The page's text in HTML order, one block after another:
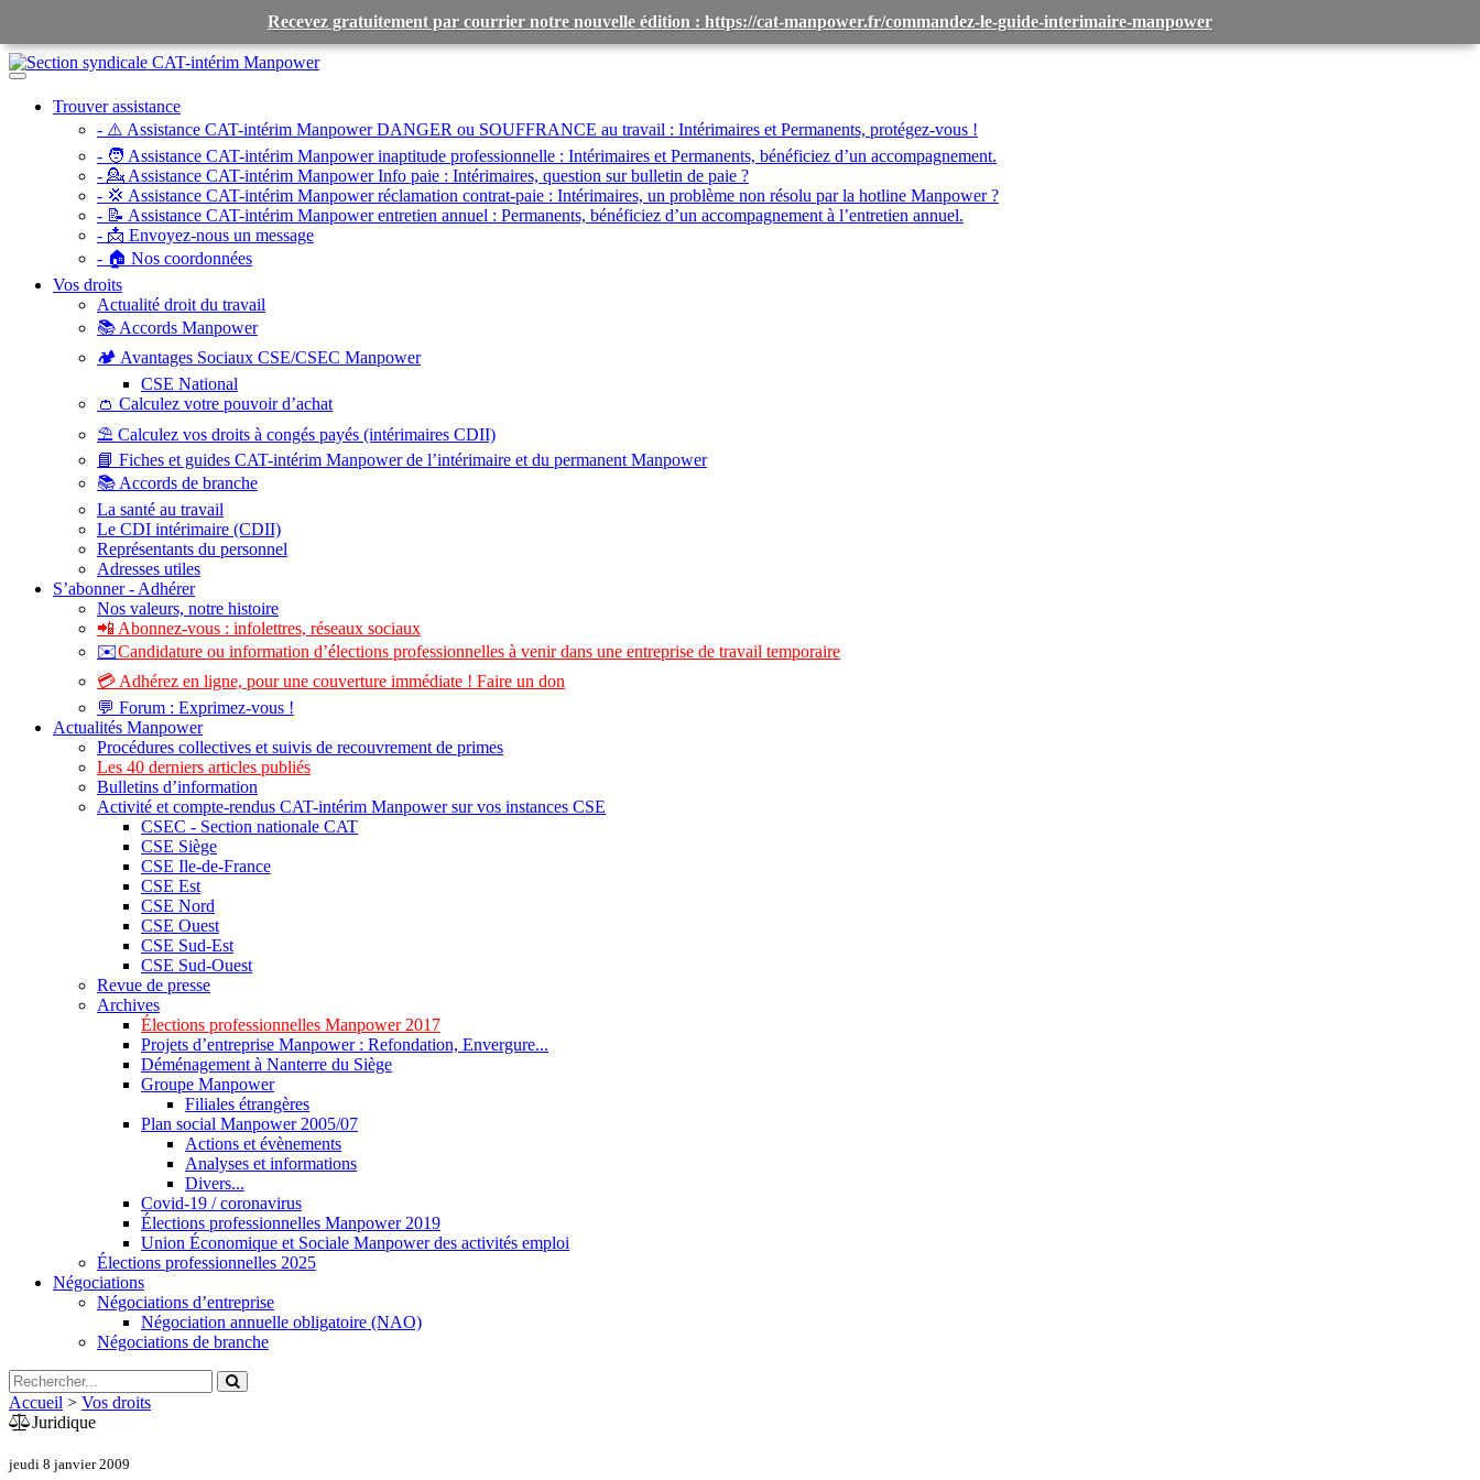
Toggle
navigationTrouver assistance
- ⚠️ Assistance CAT-intérim Manpower DANGER ou SOUFFRANCE au travail : Intérimaires et Permanents, protégez-vous !
- 🧑 Assistance CAT-intérim Manpower inaptitude professionnelle : Intérimaires et Permanents, bénéficiez d’un accompagnement.
- 💁 Assistance CAT-intérim Manpower Info paie : Intérimaires, question sur bulletin de paie ?
- 💢 Assistance CAT-intérim Manpower réclamation contrat-paie : Intérimaires, un problème non résolu par la hotline Manpower ?
- 📝 Assistance CAT-intérim Manpower entretien annuel : Permanents, bénéficiez d’un accompagnement à l’entretien annuel.
- 📩 Envoyez-nous un message
- 🏠 Nos coordonnées
Vos droits
Actualité droit du travail
📚 Accords Manpower
🏕️ Avantages Sociaux CSE/CSEC Manpower
CSE National
👛 Calculez votre pouvoir d’achat
⛱️ Calculez vos droits à congés payés (intérimaires CDII)
📘 Fiches et guides CAT-intérim Manpower de l’intérimaire et du permanent Manpower
📚 Accords de branche
La santé au travail
Le CDI intérimaire (CDII)
Représentants du personnel
Adresses utiles
S’abonner - Adhérer
Nos valeurs, notre histoire
📲 Abonnez-vous : infolettres, réseaux sociaux
✉️Candidature ou information d’élections professionnelles à venir dans une entreprise de travail temporaire
💳 Adhérez en ligne, pour une couverture immédiate ! Faire un don
💬 Forum : Exprimez-vous !
Actualités Manpower
Procédures collectives et suivis de recouvrement de primes
Les 40 derniers articles publiés
Bulletins d’information
Activité et compte-rendus CAT-intérim Manpower sur vos instances CSE
CSEC - Section nationale CAT
CSE Siège
CSE Ile-de-France
CSE Est
CSE Nord
CSE Ouest
CSE Sud-Est
CSE Sud-Ouest
Revue de presse
Archives
Élections professionnelles Manpower 2017
Projets d’entreprise Manpower : Refondation, Envergure...
Déménagement à Nanterre du Siège
Groupe Manpower
Filiales étrangères
Plan social Manpower 2005/07
Actions et évènements
Analyses et informations
Divers...
Covid-19 / coronavirus
Élections professionnelles Manpower 2019
Union Économique et Sociale Manpower des activités emploi
Élections professionnelles 2025
Négociations
Négociations d’entreprise
Négociation annuelle obligatoire (NAO)
Négociations de branche
Accueil > Vos droits
Juridique
jeudi 8 janvier 2009
Recevez gratuitement par courrier notre nouvelle édition : https://cat-manpower.fr/commandez-le-guide-interimaire-manpower